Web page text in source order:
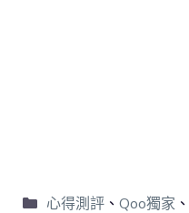
心得測評、 Qoo獨家 、